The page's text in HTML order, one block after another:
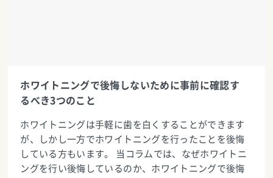
ホワイトニングで後悔しないために事前に確認す
るべき3つのこと
ホワイトニングは手軽に歯を白くすることができます
が、しかし一方でホワイトニングを行ったことを後悔
している方もいます。 当コラムでは、なぜホワイトニ
ングを行い後悔しているのか、ホワイトニングで後悔